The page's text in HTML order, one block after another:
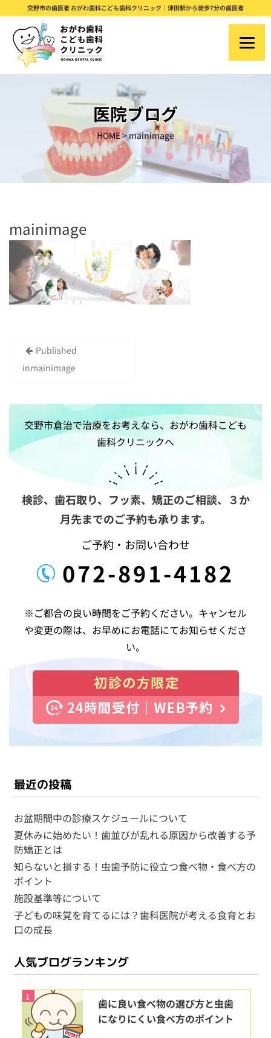
t
交野市の歯医者 おがわ歯科こども歯科クリニック｜津田駅から徒歩7分の歯医者
医院ブログ
HOME>mainimage
mainimage
投
稿
ビ
ゲ
ー
シ
ン
Published
inmainimage
交野市倉治で治療をお考えなら、おがわ歯科こども
歯科クリニックへ
検診、歯石取り、フッ素、矯正のご相談、 ３か
月先までのご予約も承ります。
ご予約・お問い合わせ
072-891-4182
※ご都合の良い時間をご予約ください。キャンセル
や変更の際は、お早めにお電話にてお知らせくださ
い。
最近の投稿
お盆期間中の診療スケジュールについて
夏休みに始めたい！歯並びが乱れる原因から改善する予
防矯正とは
知らないと損する！虫歯予防に役立つ食べ物・食べ方の
ポイント
施設基準等について
子どもの味覚を育てるには？歯科医院が考える食育とお
口の成長
人気ブログランキング
1
歯に良い食べ物の選び方と虫歯
になりにくい食べ方のポイント